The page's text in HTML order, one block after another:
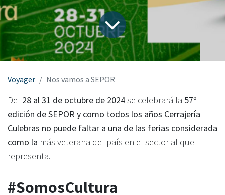
Voyager Nos vamos a SEPOR
Del 28 al 31 de octubre de 2024se celebrará la 57º
edición de SEPOR y como todos los años Cerrajería
Culebras no puede faltar a una de las ferias considerada
como la más veterana del país en el sector al que
representa.
#SomosCultura